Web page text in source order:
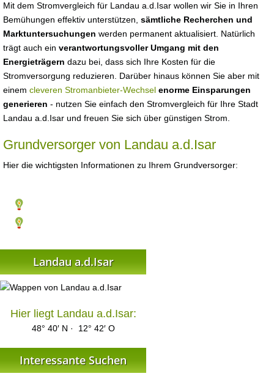
Mit dem Stromvergleich für Landau a.d.Isar wollen wir Sie in Ihren
Bemühungen effektiv unterstützen, sämtliche Recherchen und
Marktuntersuchungen werden permanent aktualisiert. Natürlich
trägt auch ein verantwortungsvoller Umgang mit den
Energieträgern dazu bei, dass sich Ihre Kosten für die
Stromversorgung reduzieren. Darüber hinaus können Sie aber mit
einem cleveren Stromanbieter-Wechsel enorme Einsparungen
generieren - nutzen Sie einfach den Stromvergleich für Ihre Stadt
Landau a.d.Isar und freuen Sie sich über günstigen Strom.
Grundversorger von Landau a.d.Isar
Hier die wichtigsten Informationen zu Ihrem Grundversorger:
Landau a.d.Isar
Hier liegt Landau a.d.Isar:
48° 40′ N · 12° 42′ O
Interessante Suchen